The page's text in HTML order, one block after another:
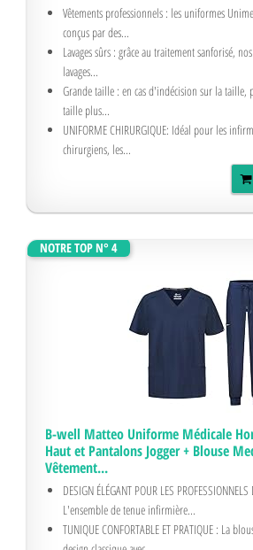
Vêtements professionnels : les uniformes
conçus par des...
Lavages sûrs : grâce au traitement sanforisé,
lavages...
Grande taille : en cas d'indécision sur la taille,
taille plus...
UNIFORME CHIRURGIQUE: Idéal pour les
chirurgiens, les...
NOTRE TOP N° 4
B-well Matteo Uniforme Médicale
Haut et Pantalons Jogger + Blouse
Vêtement...
DESIGN ÉLÉGANT POUR LES
L'ensemble de tenue infirmière...
TUNIQUE CONFORTABLE ET PRATIQUE : La